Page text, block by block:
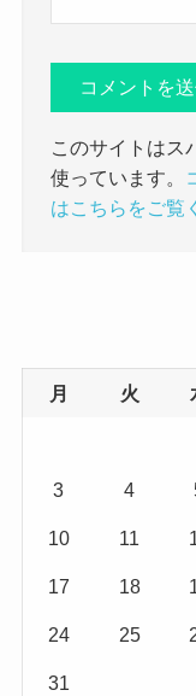
このサイトはス
使っています。
はこちらをご覧
月 火
3 4
10 11
17 18
24 25
31